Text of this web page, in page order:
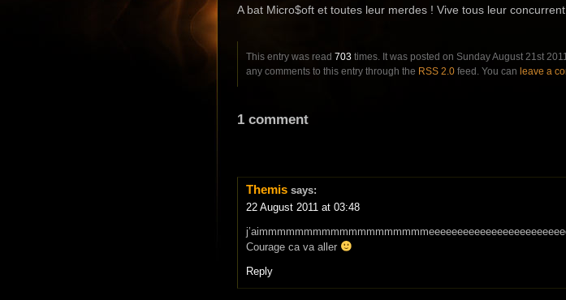
A bat Micro$oft et toutes leur merdes ! Vive tous leur
This entry was read 703 times. It was posted on Sunday August 21st
any comments to this entry through the RSS 2.0 feed. You can leave a
1 comment
Themis says:
22 August 2011 at 03:48
Courage ca va aller
Reply